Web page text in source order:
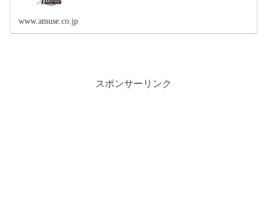
www.amuse.co.jp
スポンサーリンク